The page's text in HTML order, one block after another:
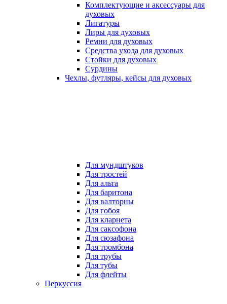
Комплектующие и аксессуары для
духовых
Лигатуры
Лиры для духовых
Ремни для духовых
Средства ухода для духовых
Стойки для духовых
Сурдины
Чехлы, футляры, кейсы для духовых
Для мундштуков
Для тростей
Для альта
Для баритона
Для валторны
Для гобоя
Для кларнета
Для саксофона
Для сюзафона
Для тромбона
Для трубы
Для тубы
Для флейты
Перкуссия